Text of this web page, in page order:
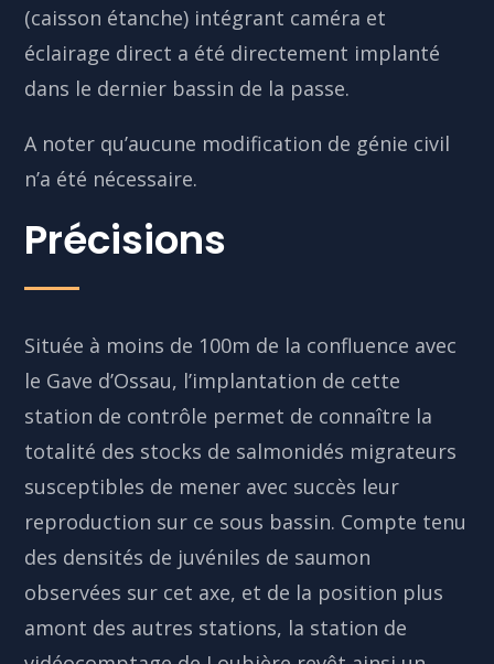
(caisson étanche) intégrant caméra et
éclairage direct a été directement implanté
dans le dernier bassin de la passe.
A noter qu’aucune modification de génie civil
n’a été nécessaire.
Précisions
Située à moins de 100m de la confluence avec
le Gave d’Ossau, l’implantation de cette
station de contrôle permet de connaître la
totalité des stocks de salmonidés migrateurs
susceptibles de mener avec succès leur
reproduction sur ce sous bassin. Compte tenu
des densités de juvéniles de saumon
observées sur cet axe, et de la position plus
amont des autres stations, la station de